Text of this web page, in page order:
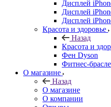
Дисплей
Дисплей
Дисплей
Красота и здоровье
Назад
Красота и
Фен Dyson
Фитнес-
О магазине
Назад
О магазине
О компании